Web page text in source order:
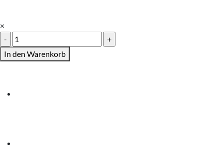
×
Geburtstagseinladungen
Klappkarten
A7
In den Warenkorb